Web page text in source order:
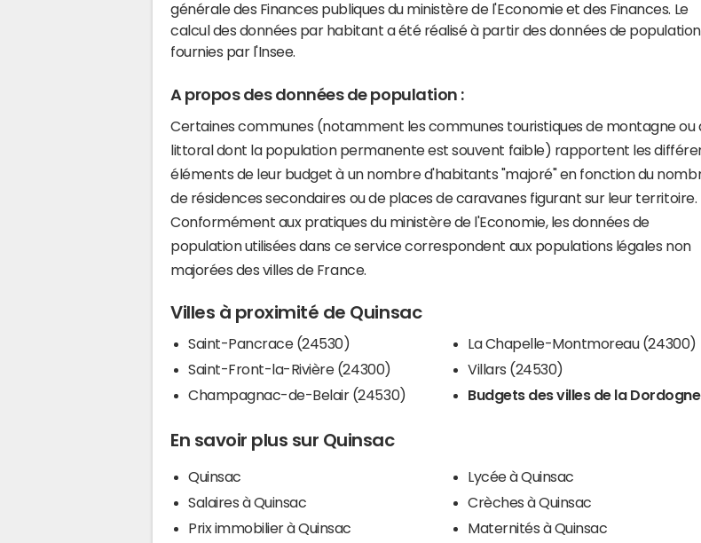
générale des Finances publiques du ministère de l'Economie et des Finances. Le
calcul des données par habitant a été réalisé à partir des données de
fournies par l'Insee.
A propos des données de population :
Certaines communes (notamment les communes touristiques de montagne ou
littoral dont la population permanente est souvent faible) rapportent les
éléments de leur budget à un nombre d'habitants "majoré" en fonction du
de résidences secondaires ou de places de caravanes figurant sur leur territoire.
Conformément aux pratiques du ministère de l'Economie, les données de
population utilisées dans ce service correspondent aux populations légales non
majorées des villes de France.
Villes à proximité de Quinsac
Saint-Pancrace (24530)
Saint-Front-la-Rivière (24300)
Champagnac-de-Belair (24530)
La Chapelle-Montmoreau (24300)
Villars (24530)
Budgets des villes de la Dordogne
En savoir plus sur Quinsac
Quinsac
Salaires à Quinsac
Prix immobilier à Quinsac
Lycée à Quinsac
Crèches à Quinsac
Maternités à Quinsac